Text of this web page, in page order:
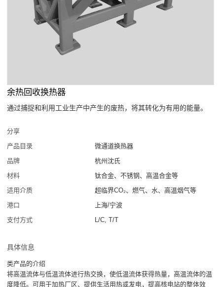
余热回收换热器
通过捕捉和利用工业生产中产生的废热，将其转化为有用的能量。
分享
产品目录
微通道换热器
品牌
杭州沈氏
材料
钛合金、不锈钢、高温合金等
适用介质
超临界CO₂、燃气、水、高温烟气等
港口
上海/宁波
支付方式
L/C, T/T
具体信息
类产品的介绍
将高温流体与低温流体进行热交换，使低温流体获得热量，高温流体的温
度降低。可用于加热厂区、提供生活用热或发电，提高核电站的整体效